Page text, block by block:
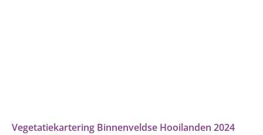
Vegetatiekartering Binnenveldse Hooilanden 2024